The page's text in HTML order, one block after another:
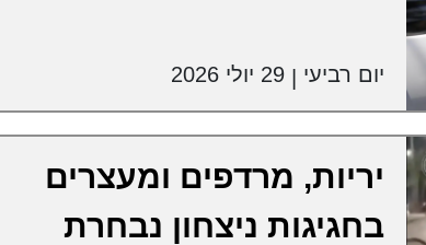
יום רביעי 29 יולי 2026
יריות, מרדפים ומעצרים
בחגיגות ניצחון נבחרת